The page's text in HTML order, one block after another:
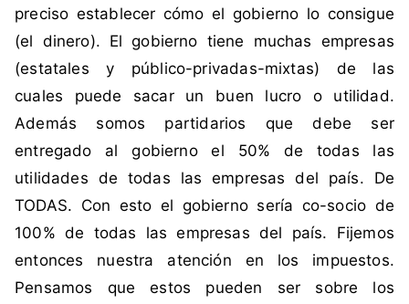
d
e
m
o
a
c
i
a
D
i
preciso establecer cómo el gobierno lo consigue
(el dinero). El gobierno tiene muchas empresas
(estatales y público-privadas-mixtas) de las
cuales puede sacar un buen lucro o utilidad.
Además somos partidarios que debe ser
entregado al gobierno el 50% de todas las
utilidades de todas las empresas del país. De
TODAS. Con esto el gobierno sería co-socio de
100% de todas las empresas del país. Fijemos
entonces nuestra atención en los impuestos.
Pensamos que estos pueden ser sobre los